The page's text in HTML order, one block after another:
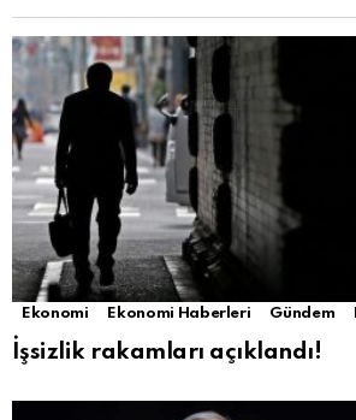
Ekonomi Ekonomi Haberleri Gündem
İşsizlik rakamları açıklandı!